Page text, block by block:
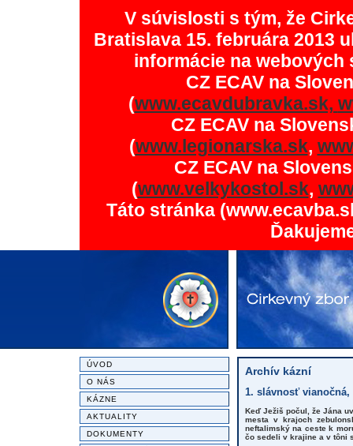
V súvislosti s tým, že
Bratislava 15. februára 2013
informácie na
CZ ECAV na
(www.ecavdubravka.sk,
CZ ECAV na
(www.legionarska.sk,
CZ ECAV na
(www.velkykostol.sk,
Táto stránka
ÚVOD
O NÁS
KÁZNE
AKTUALITY
DOKUMENTY
Archív kázní
1. slávnosť vianočná,
Keď Ježiš počul, že Jána
mesta v krajoch
neftalimský na ceste k
čo sedeli v krajine a v tôni